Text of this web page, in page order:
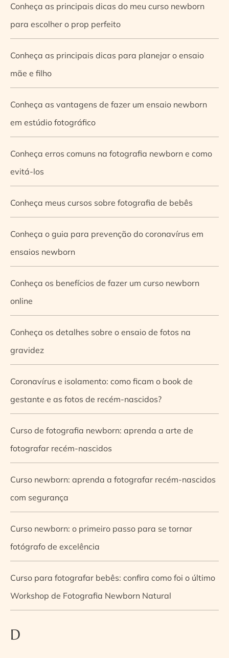
Conheça as principais dicas do meu curso newborn
para escolher o prop perfeito
Conheça as principais dicas para planejar o ensaio
mãe e filho
Conheça as vantagens de fazer um ensaio newborn
em estúdio fotográfico
Conheça erros comuns na fotografia newborn e como
evitá-los
Conheça meus cursos sobre fotografia de bebês
Conheça o guia para prevenção do coronavírus em
ensaios newborn
Conheça os benefícios de fazer um curso newborn
online
Conheça os detalhes sobre o ensaio de fotos na
gravidez
Coronavírus e isolamento: como ficam o book de
gestante e as fotos de recém-nascidos?
Curso de fotografia newborn: aprenda a arte de
fotografar recém-nascidos
Curso newborn: aprenda a fotografar recém-nascidos
com segurança
Curso newborn: o primeiro passo para se tornar
fotógrafo de excelência
Curso para fotografar bebês: confira como foi o último
Workshop de Fotografia Newborn Natural
D